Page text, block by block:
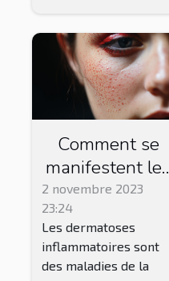
Comment se
manifestent les
dermatoses
inflammatoires ?
2 novembre 2023
23:24
Les dermatoses
inflammatoires sont
des maladies de la